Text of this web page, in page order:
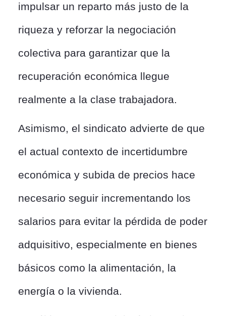
impulsar un reparto más justo de la
riqueza y reforzar la negociación
colectiva para garantizar que la
recuperación económica llegue
realmente a la clase trabajadora.
Asimismo, el sindicato advierte de que
el actual contexto de incertidumbre
económica y subida de precios hace
necesario seguir incrementando los
salarios para evitar la pérdida de poder
adquisitivo, especialmente en bienes
básicos como la alimentación, la
energía o la vivienda.